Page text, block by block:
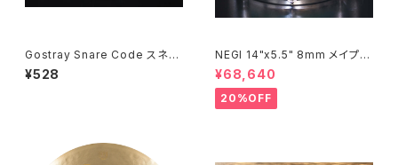
Gostray Snare Code スネア
コード
¥528
NEGI 14"x5.5" 8mm メイプル
MR1455PI8-S2DMS
¥68,640
20%OFF